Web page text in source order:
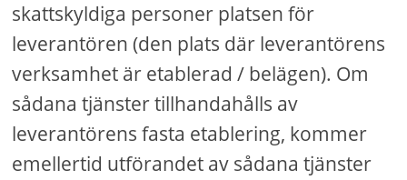
skattskyldiga personer platsen för
leverantören (den plats där leverantörens
verksamhet är etablerad / belägen). Om
sådana tjänster tillhandahålls av
leverantörens fasta etablering, kommer
emellertid utförandet av sådana tjänster